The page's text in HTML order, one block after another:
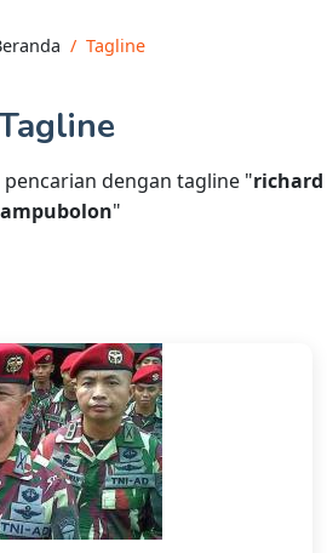
Tagline
pencarian dengan tagline "richard
"